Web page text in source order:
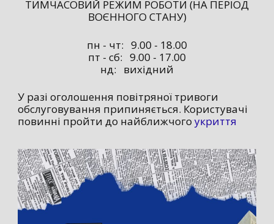
ТИМЧАСОВИЙ РЕЖИМ РОБОТИ (НА ПЕРІОД
ВОЄННОГО СТАНУ)
пн - чт: 9.00 - 18.00
пт - сб: 9.00 - 17.00
нд: вихідний
У разі оголошення повітряної тривоги
обслуговування припиняється. Користувачі
повинні пройти до найближчого укриття